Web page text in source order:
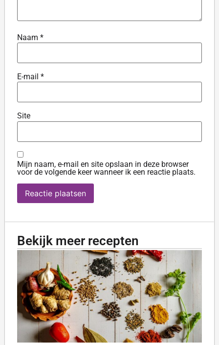
Naam *
E-mail *
Site
Mijn naam, e-mail en site opslaan in deze browser
voor de volgende keer wanneer ik een reactie plaats.
Bekijk meer recepten